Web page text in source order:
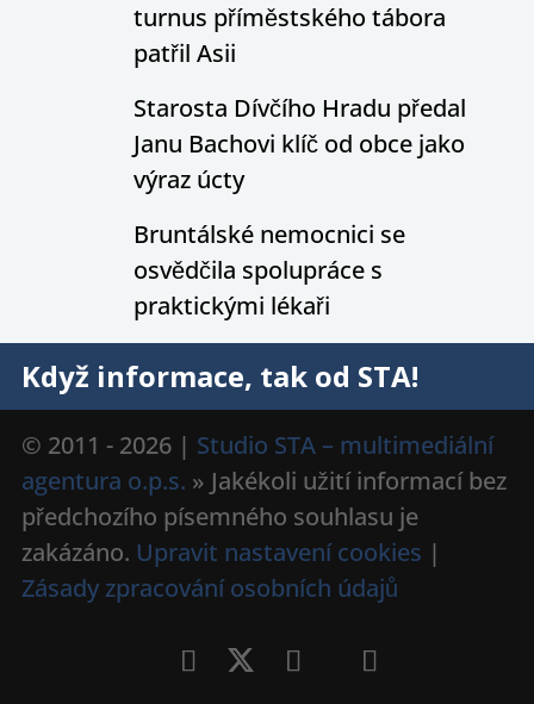
turnus příměstského tábora
patřil Asii
Starosta Dívčího Hradu předal
Janu Bachovi klíč od obce jako
výraz úcty
Bruntálské nemocnici se
osvědčila spolupráce s
praktickými lékaři
Když informace, tak od STA!
© 2011 - 2026 | Studio STA – multimediální
agentura o.p.s. » Jakékoli užití informací bez
předchozího písemného souhlasu je
zakázáno. Upravit nastavení cookies |
Zásady zpracování osobních údajů